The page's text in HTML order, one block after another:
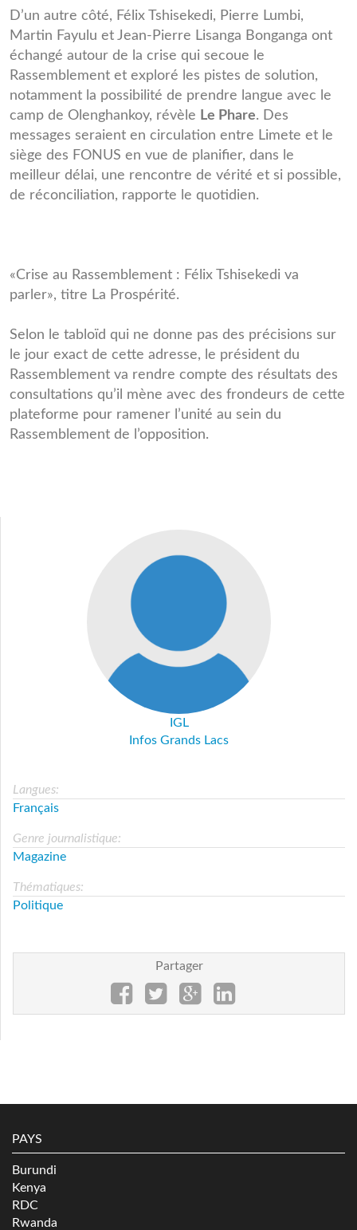
D’un autre côté, Félix Tshisekedi, Pierre Lumbi,
Martin Fayulu et Jean-Pierre Lisanga Bonganga ont
échangé autour de la crise qui secoue le
Rassemblement et exploré les pistes de solution,
notamment la possibilité de prendre langue avec le
camp de Olenghankoy, révèle Le Phare. Des
messages seraient en circulation entre Limete et le
siège des FONUS en vue de planifier, dans le
meilleur délai, une rencontre de vérité et si possible,
de réconciliation, rapporte le quotidien.
«Crise au Rassemblement : Félix Tshisekedi va
parler», titre La Prospérité.
Selon le tabloïd qui ne donne pas des précisions sur
le jour exact de cette adresse, le président du
Rassemblement va rendre compte des résultats des
consultations qu’il mène avec des frondeurs de cette
plateforme pour ramener l’unité au sein du
Rassemblement de l’opposition.
IGL
Infos Grands Lacs
Langues:
Français
Genre journalistique:
Magazine
Thématiques:
Politique
Partager
PAYS
Burundi
Kenya
RDC
Rwanda